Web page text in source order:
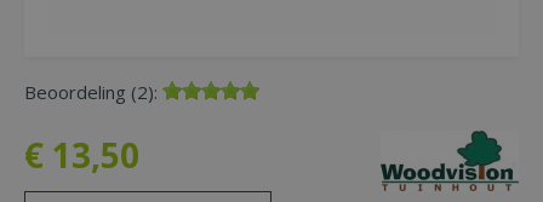
Beoordeling (2):
€ 13,50